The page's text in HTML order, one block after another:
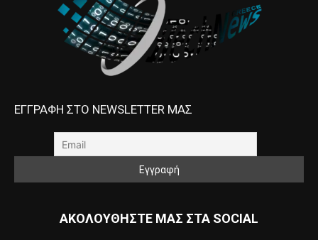
ΕΓΓΡΑΦΗ ΣΤΟ NEWSLETTER ΜΑΣ
ΑΚΟΛΟΥΘΗΣΤΕ ΜΑΣ ΣΤΑ SOCIAL